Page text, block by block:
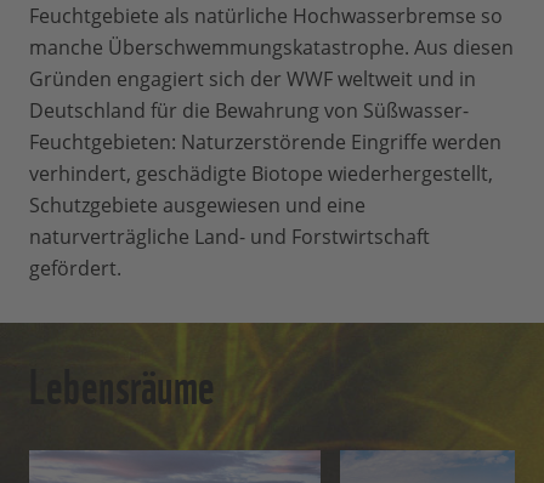
Feuchtgebiete als natürliche Hochwasserbremse so
manche Überschwemmungskatastrophe. Aus diesen
Gründen engagiert sich der WWF weltweit und in
Deutschland für die Bewahrung von Süßwasser-
Feuchtgebieten: Naturzerstörende Eingriffe werden
verhindert, geschädigte Biotope wiederhergestellt,
Schutzgebiete ausgewiesen und eine
naturverträgliche Land- und Forstwirtschaft
gefördert.
Lebensräume